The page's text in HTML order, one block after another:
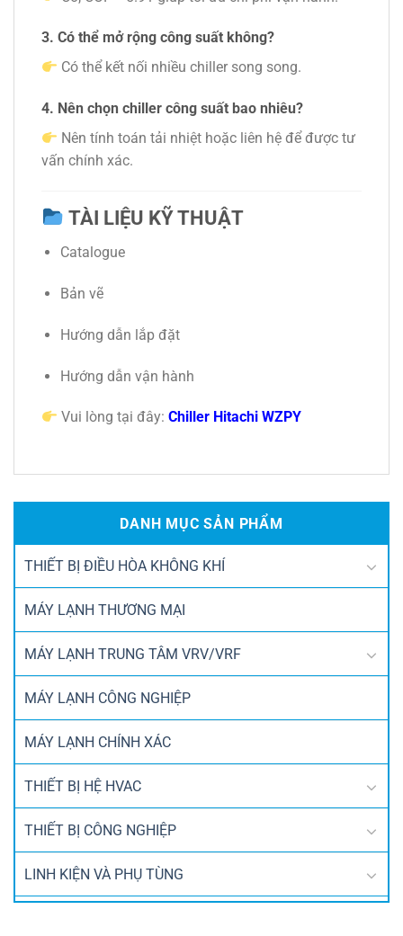
3. Có thể mở rộng công suất không?
Có thể kết nối nhiều chiller song song.
4. Nên chọn chiller công suất bao nhiêu?
Nên tính toán tải nhiệt hoặc liên hệ để được tư
vấn chính xác.
TÀI LIỆU KỸ THUẬT
Catalogue
Bản vẽ
Hướng dẫn lắp đặt
Hướng dẫn vận hành
Vui lòng tại đây:Chiller Hitachi WZPY
DANH MỤC SẢN PHẨM
THIẾT BỊ ĐIỀU HÒA KHÔNG KHÍ
MÁY LẠNH THƯƠNG MẠI
MÁY LẠNH TRUNG TÂM VRV/VRF
MÁY LẠNH CÔNG NGHIỆP
MÁY LẠNH CHÍNH XÁC
THIẾT BỊ HỆ HVAC
THIẾT BỊ CÔNG NGHIỆP
LINH KIỆN VÀ PHỤ TÙNG